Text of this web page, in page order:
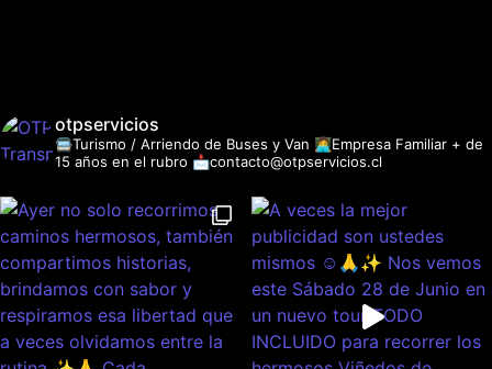
otpservicios
🚍Turismo / Arriendo de Buses y Van 👩‍💻Empresa Familiar + de
15 años en el rubro 📩contacto@otpservicios.cl